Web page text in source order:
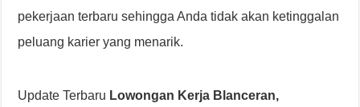
pekerjaan terbaru sehingga Anda tidak akan ketinggalan
peluang karier yang menarik.
Update Terbaru Lowongan Kerja Blanceran,